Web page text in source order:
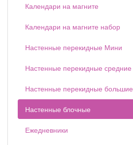
Календари на магните
Календари на магните набор
Настенные перекидные Мини
Настенные перекидные средние
Настенные перекидные большие
Настенные блочные
Ежедневники